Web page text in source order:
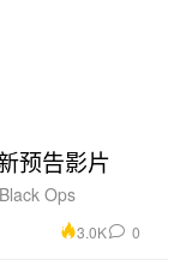
预告影片
Ops
3.0K 0